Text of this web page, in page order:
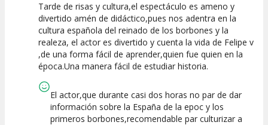
10
Calidad del
Espectáculo
10
Puesta en
Escena
10
Interpretación
artística
Tarde de risas y cultura,el espectáculo es ameno y
divertido amén de didáctico,pues nos adentra en la
cultura española del reinado de los borbones y la
realeza, el actor es divertido y cuenta la vida de Felipe v
,de una forma fácil de aprender,quien fue quien en la
época.Una manera fácil de estudiar historia.
El actor,que durante casi dos horas no par de dar
información sobre la España de la epoc y los
primeros borbones,recomendable par culturizar a